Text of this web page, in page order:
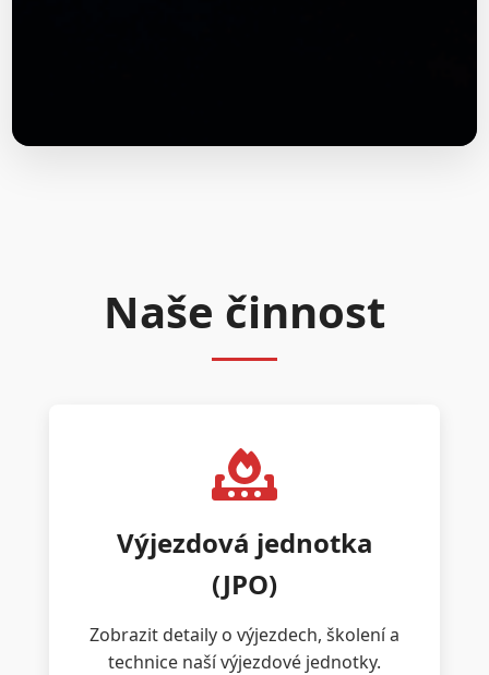
Naše činnost
Výjezdová jednotka
(JPO)
Zobrazit detaily o výjezdech, školení a
technice naší výjezdové jednotky.